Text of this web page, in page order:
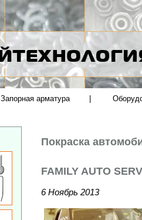
Запорная арматура
Покраска
FAMILY AUTO
6 Ноябрь 2013